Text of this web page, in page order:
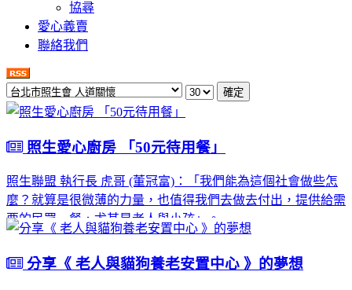
協尋
愛心義賣
聯絡我們
確定
照生愛心廚房 「50元待用餐」
照生聯盟 執行長 虎哥 (董冠富)：「我們能為這個社會做些怎
麼？就算是很微薄的力量，也值得我們去做去付出，提供給需
要的民眾一餐，尤其是老人與小孩」。
分享《 老人與貓狗養老安置中心 》的夢想